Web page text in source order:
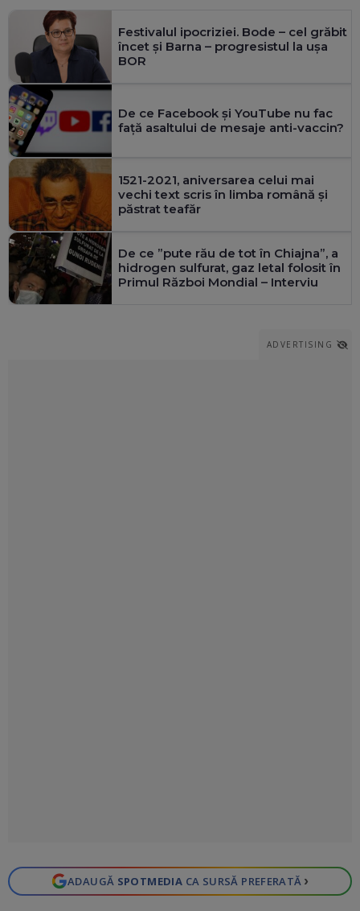
Festivalul ipocriziei. Bode – cel grăbit
încet și Barna – progresistul la ușa
BOR
De ce Facebook și YouTube nu fac
față asaltului de mesaje anti-vaccin?
1521-2021, aniversarea celui mai
vechi text scris în limba română și
păstrat teafăr
De ce ”pute rău de tot în Chiajna”, a
hidrogen sulfurat, gaz letal folosit în
Primul Război Mondial – Interviu
ADVERTISING
ADAUGĂ SPOTMEDIA CA SURSĂ PREFERATĂ ›